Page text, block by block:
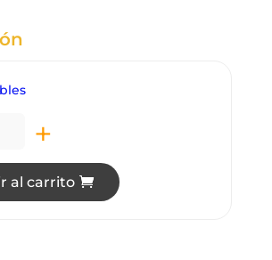
LÁMPARA COLGANTE DOBLE
+
al carrito